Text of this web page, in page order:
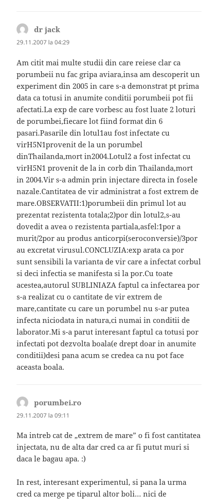
dr jack
29.11.2007 la 04:29
Am citit mai multe studii din care reiese clar ca
porumbeii nu fac gripa aviara,insa am descoperit un
experiment din 2005 in care s-a demonstrat pt prima
data ca totusi in anumite conditii porumbeii pot fii
afectati.La exp de care vorbesc au fost luate 2 loturi
de porumbei,fiecare lot fiind format din 6
pasari.Pasarile din lotul1au fost infectate cu
virH5N1provenit de la un porumbel
dinThailanda,mort in2004.Lotul2 a fost infectat cu
virH5N1 provenit de la in corb din Thailanda,mort
in 2004.Vir s-a admin prin injectare directa in fosele
nazale.Cantitatea de vir administrat a fost extrem de
mare.OBSERVATII:1)porumbeii din primul lot au
prezentat rezistenta totala;2)por din lotul2,s-au
dovedit a avea o rezistenta partiala,asfel:1por a
murit/2por au produs anticorpi(seroconversie)/3por
au excretat virusul.CONCLUZIA:exp arata ca por
sunt sensibili la varianta de vir care a infectat corbul
si deci infectia se manifesta si la por.Cu toate
acestea,autorul SUBLINIAZA faptul ca infectarea por
s-a realizat cu o cantitate de vir extrem de
mare,cantitate cu care un porumbel nu s-ar putea
infecta niciodata in natura,ci numai in conditii de
laborator.Mi s-a parut interesant faptul ca totusi por
infectati pot dezvolta boala(e drept doar in anumite
conditii)desi pana acum se credea ca nu pot face
aceasta boala.
porumbei.ro
29.11.2007 la 09:11
Ma intreb cat de „extrem de mare” o fi fost cantitatea
injectata, nu de alta dar cred ca ar fi putut muri si
daca le bagau apa. :)
In rest, interesant experimentul, si pana la urma
cred ca merge pe tiparul altor boli… nici de